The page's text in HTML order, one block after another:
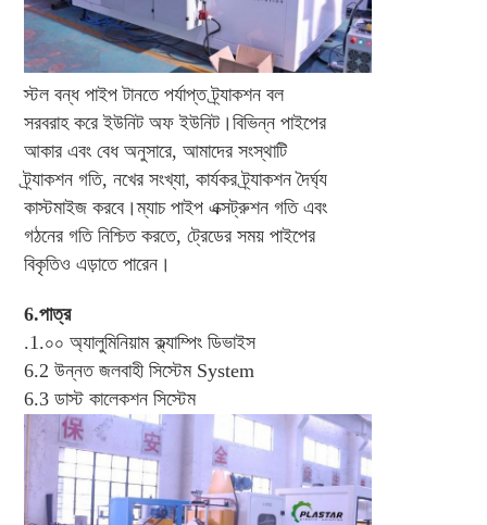
স্টল বন্ধ পাইপ টানতে পর্যাপ্ত ট্র্যাকশন বল
সরবরাহ করে ইউনিট অফ ইউনিট।বিভিন্ন পাইপের
আকার এবং বেধ অনুসারে, আমাদের সংস্থাটি
ট্র্যাকশন গতি, নখের সংখ্যা, কার্যকর ট্র্যাকশন দৈর্ঘ্য
কাস্টমাইজ করবে।ম্যাচ পাইপ এক্সট্রুশন গতি এবং
গঠনের গতি নিশ্চিত করতে, ট্রেডের সময় পাইপের
বিকৃতিও এড়াতে পারেন।
6.পাত্র
.1.০০ অ্যালুমিনিয়াম ক্ল্যাম্পিং ডিভাইস
6.2 উন্নত জলবাহী সিস্টেম System
6.3 ডাস্ট কালেকশন সিস্টেম